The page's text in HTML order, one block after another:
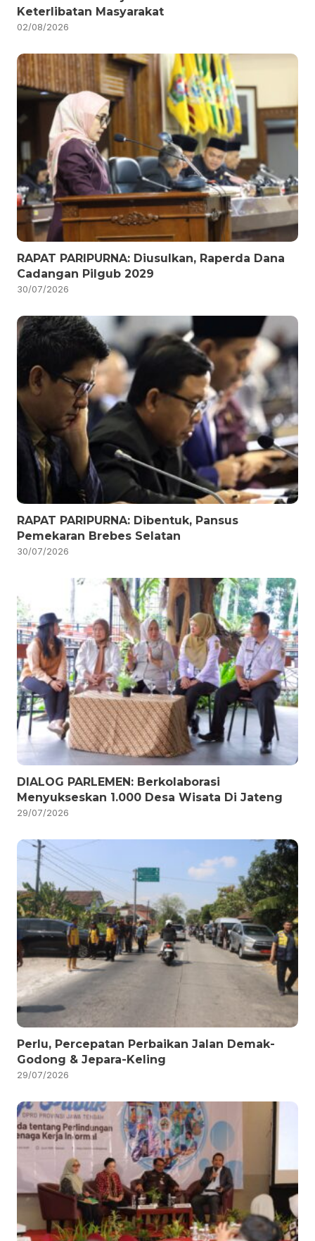
Keterlibatan Masyarakat
02/08/2026
RAPAT PARIPURNA: Diusulkan, Raperda Dana
Cadangan Pilgub 2029
30/07/2026
RAPAT PARIPURNA: Dibentuk, Pansus
Pemekaran Brebes Selatan
30/07/2026
DIALOG PARLEMEN: Berkolaborasi
Menyukseskan 1.000 Desa Wisata Di Jateng
29/07/2026
Perlu, Percepatan Perbaikan Jalan Demak-
Godong & Jepara-Keling
29/07/2026